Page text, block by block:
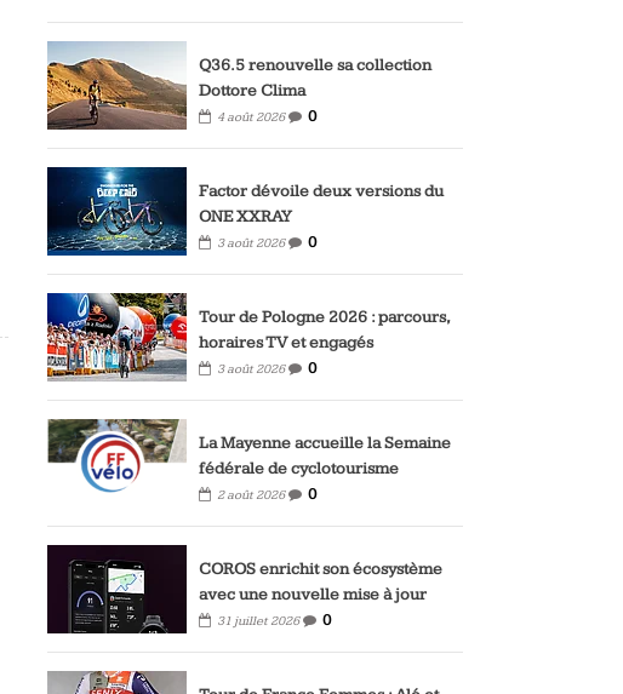
Q36.5 renouvelle sa collection
Dottore Clima
4 août 2026 0
Factor dévoile deux versions du
ONE XXRAY
3 août 2026 0
Tour de Pologne 2026 : parcours,
horaires TV et engagés
3 août 2026 0
La Mayenne accueille la Semaine
fédérale de cyclotourisme
2 août 2026 0
COROS enrichit son écosystème
avec une nouvelle mise à jour
31 juillet 2026 0